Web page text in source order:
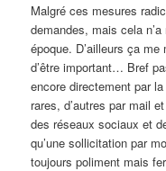
Malgré ces mesures
demandes, mais cela
époque. D’ailleurs ça me
d’être important… Bref
encore directement par
rares, d’autres par mail
des réseaux sociaux et
qu’une sollicitation par
toujours poliment mais